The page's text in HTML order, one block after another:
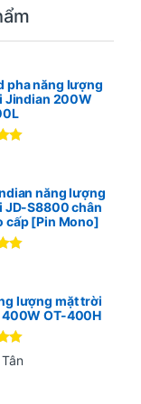
pha năng lượng
Jindian 200W
năng lượng
JD-S8800 chân
cấp [Pin Mono]
lượng mặt trời
OT-400H